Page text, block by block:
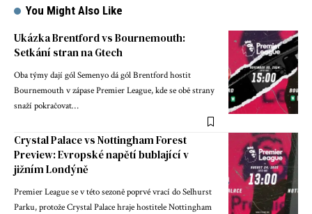
You Might Also Like
Ukázka Brentford vs Bournemouth:
Setkání stran na Gtech
Oba týmy dají gól Semenyo dá gól Brentford hostit
Bournemouth v zápase Premier League, kde se obě strany
snaží pokračovat…
Crystal Palace vs Nottingham Forest
Preview: Evropské napětí bublající v
jižním Londýně
Premier League se v této sezoně poprvé vrací do Selhurst
Parku, protože Crystal Palace hraje hostitele Nottingham